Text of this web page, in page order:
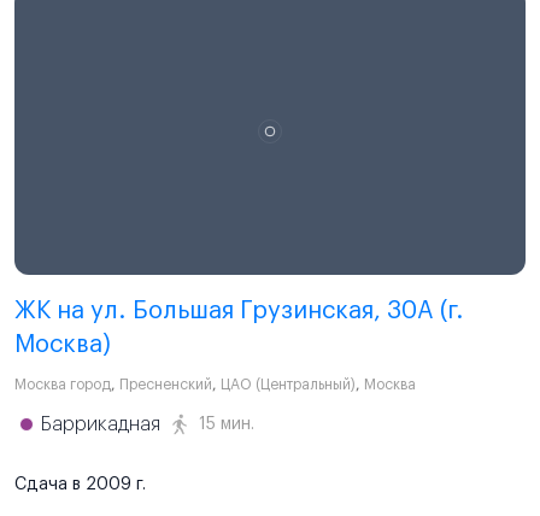
ЖК на ул. Большая Грузинская, 30A (г.
Москва)
Москва город, Пресненский, ЦАО (Центральный), Москва
Баррикадная 15 мин.
Сдача в 2009 г.